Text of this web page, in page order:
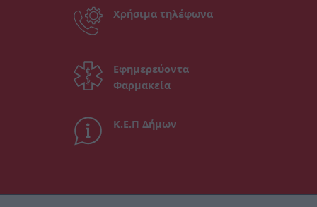
Χρήσιμα τηλέφωνα
Εφημερεύοντα
Φαρμακεία
Κ.Ε.Π Δήμων